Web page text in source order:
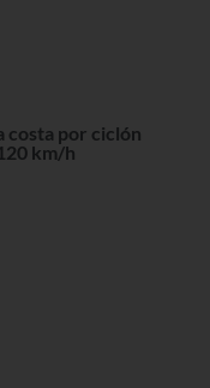
costa por ciclón
km/h